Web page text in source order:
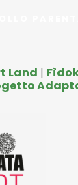
Land |